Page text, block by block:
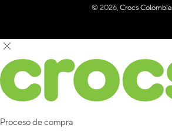
© 2026,Crocs Colombia
Proceso de compra